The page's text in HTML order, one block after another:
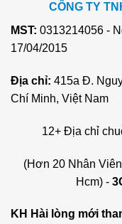
CÔNG TY
MST: 0313214056 -
17/04/2015
Địa chỉ: 415a Đ.
Chí Minh, Việt Nam
12+ Địa chỉ
(Hơn 20 Nhân
Hcm) -
KH Hài lòng mới